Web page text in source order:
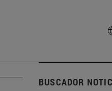
BUSCADOR